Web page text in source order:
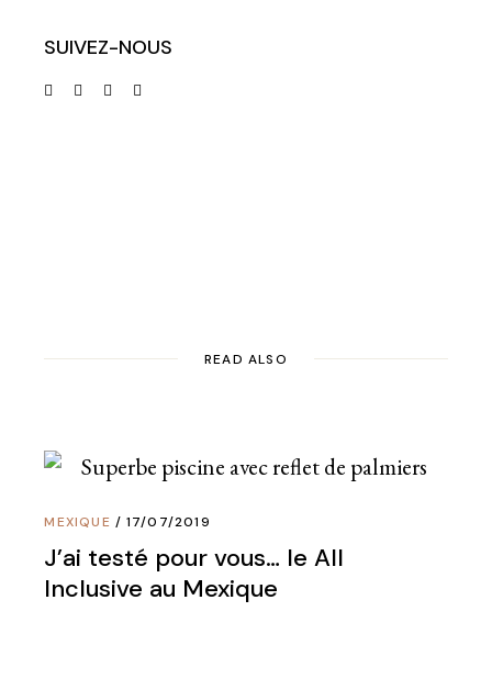
SUIVEZ-NOUS
READ ALSO
MEXIQUE 17/07/2019
J’ai testé pour vous… le All
Inclusive au Mexique